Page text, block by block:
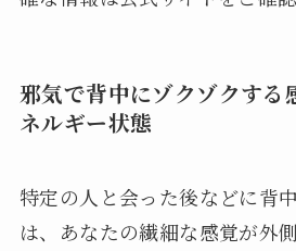
邪気で背中にゾクゾクする
ネルギー状態
特定の人と会った後などに背
は、あなたの繊細な感覚が外